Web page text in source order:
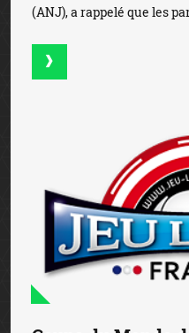
(ANJ), a rappelé que les